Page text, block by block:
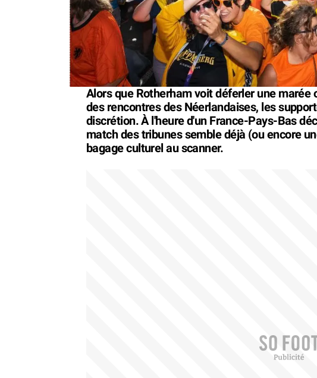
Alors que Rotherham voit déferler une marée
des rencontres des Néerlandaises, les
discrétion. À l'heure d'un France-Pays-Bas
match des tribunes semble déjà (ou encore
bagage culturel au scanner.